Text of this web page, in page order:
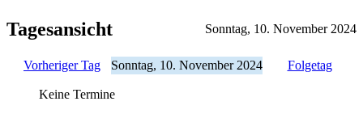
Tagesansicht Sonntag, 10. November 2024
Vorheriger Tag Sonntag, 10. November 2024 Folgetag
Keine Termine